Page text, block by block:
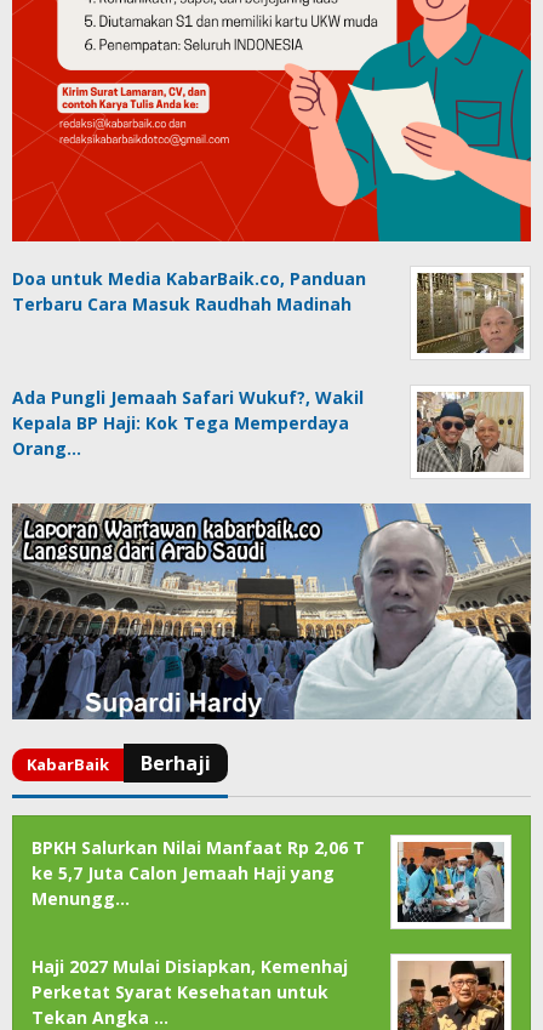
Doa untuk Media KabarBaik.co, Panduan
Terbaru Cara Masuk Raudhah Madinah
Ada Pungli Jemaah Safari Wukuf?, Wakil
Kepala BP Haji: Kok Tega Memperdaya
Orang…
BPKH Salurkan Nilai Manfaat Rp 2,06 T
ke 5,7 Juta Calon Jemaah Haji yang
Menungg…
Haji 2027 Mulai Disiapkan, Kemenhaj
Perketat Syarat Kesehatan untuk
Tekan Angka …